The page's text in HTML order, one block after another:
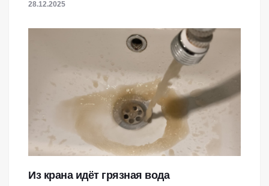
28.12.2025
Из крана идёт грязная вода